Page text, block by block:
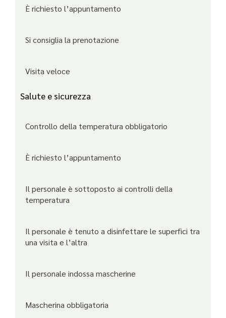
È richiesto l’appuntamento
Si consiglia la prenotazione
Visita veloce
Salute e sicurezza
Controllo della temperatura obbligatorio
È richiesto l’appuntamento
Il personale è sottoposto ai controlli della
temperatura
Il personale è tenuto a disinfettare le superfici tra
una visita e l’altra
Il personale indossa mascherine
Mascherina obbligatoria